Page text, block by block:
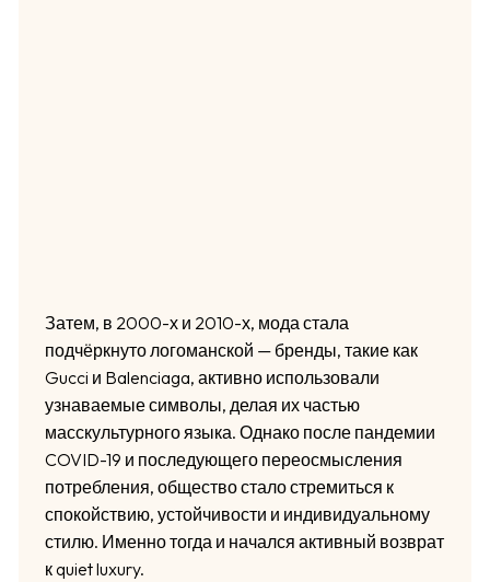
Затем, в 2000-х и 2010-х, мода стала
подчёркнуто логоманской — бренды, такие как
Gucci и Balenciaga, активно использовали
узнаваемые символы, делая их частью
масскультурного языка. Однако после пандемии
COVID-19 и последующего переосмысления
потребления, общество стало стремиться к
спокойствию, устойчивости и индивидуальному
стилю. Именно тогда и начался активный возврат
к quiet luxury.